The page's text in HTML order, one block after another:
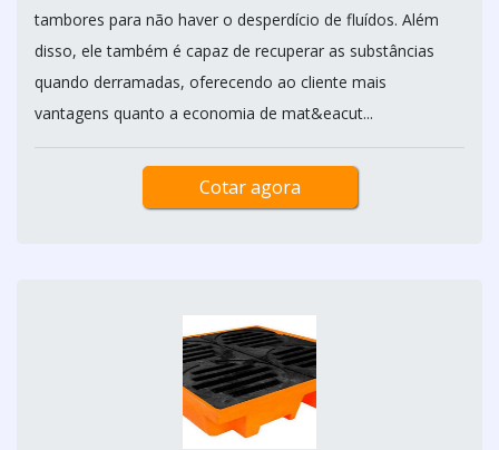
tambores para não haver o desperdício de fluídos. Além
disso, ele também é capaz de recuperar as substâncias
quando derramadas, oferecendo ao cliente mais
vantagens quanto a economia de mat&eacut...
Cotar agora